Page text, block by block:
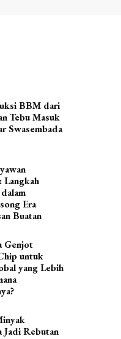
BBM dari
Tebu Masuk
Swasembada
Langkah
Era
Buatan
Genjot
untuk
yang Lebih
Jadi Rebutan